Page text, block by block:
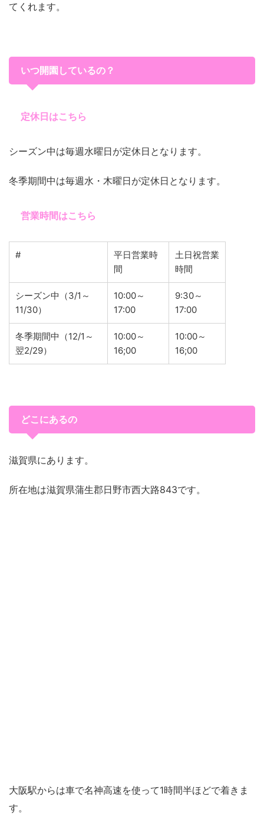
てくれます。
いつ開園しているの？
定休日はこちら
シーズン中は毎週水曜日が定休日となります。
冬季期間中は毎週水・木曜日が定休日となります。
営業時間はこちら
#
平日営業時
間
土日祝営業
時間
シーズン中（3/1～
11/30）
10:00～
17:00
9:30～
17:00
冬季期間中（12/1～
翌2/29）
10:00～
16;00
10:00～
16;00
どこにあるの
滋賀県にあります。
所在地は滋賀県蒲生郡日野市西大路843です。
大阪駅からは車で名神高速を使って1時間半ほどで着きま
す。